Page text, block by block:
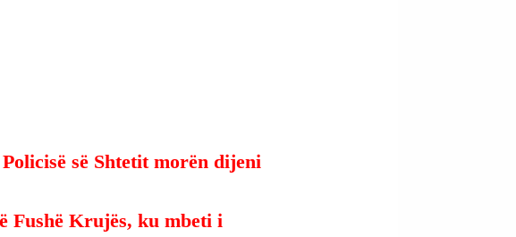
së Shtetit morën dijeni
Fushë Krujës, ku mbeti i